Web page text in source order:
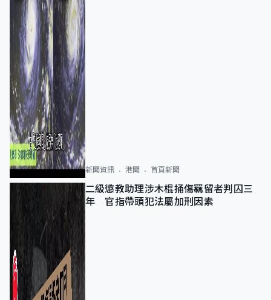
新聞資訊 港聞 首頁新聞
二級懲教助理涉木棍捅傷羈留者判囚三
年 官指帶頭犯法屬加刑因素